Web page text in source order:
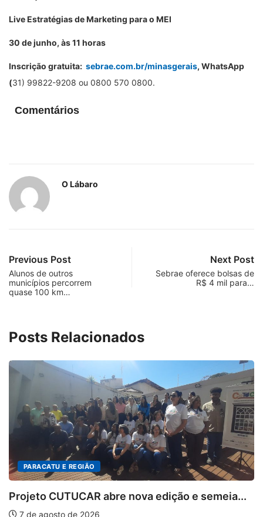
Live Estratégias de Marketing para o MEI
30 de junho, às 11 horas
Inscrição gratuita: sebrae.com.br/minasgerais, WhatsApp
(31) 99822-9208 ou 0800 570 0800.
Comentários
O Lábaro
Previous Post
Alunos de outros
municípios percorrem
quase 100 km…
Next Post
Sebrae oferece bolsas de
R$ 4 mil para…
Posts Relacionados
PARACATU E REGIÃO
Projeto CUTUCAR abre nova edição e semeia...
7 de agosto de 2026